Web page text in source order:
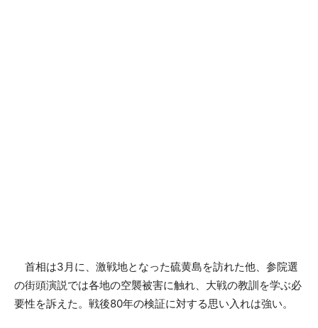
首相は3月に、激戦地となった硫黄島を訪れた他、参院選
の街頭演説では各地の空襲被害に触れ、大戦の教訓を学ぶ必
要性を訴えた。戦後80年の検証に対する思い入れは強い。